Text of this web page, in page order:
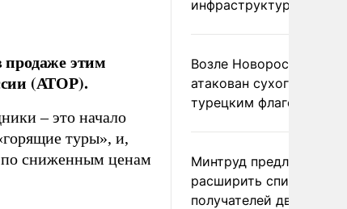
этим
(АТОР).
– это начало
туры», и,
по сниженным ценам
инфраструктуры
Возле Новороссийска
атакован сухогруз под
турецким флагом
Минтруд предложил
расширить список
получателей двух